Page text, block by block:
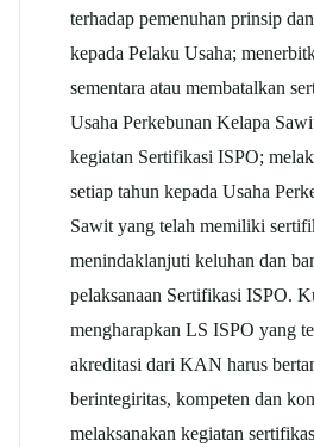
terhadap pemenuhan prinsip
kepada Pelaku Usaha;
sementara atau membatalkan
Usaha Perkebunan Kelapa
kegiatan Sertifikasi ISPO;
setiap tahun kepada Usaha
Sawit yang telah memiliki
menindaklanjuti keluhan dan
pelaksanaan Sertifikasi ISPO.
mengharapkan LS ISPO yang
akreditasi dari KAN harus
berintegiritas, kompeten dan
melaksanakan kegiatan